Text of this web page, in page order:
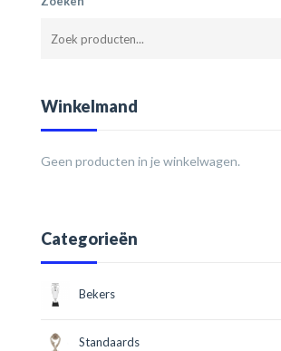
Winkelmand
Geen producten in je winkelwagen.
Categorieën
Bekers
Standaards